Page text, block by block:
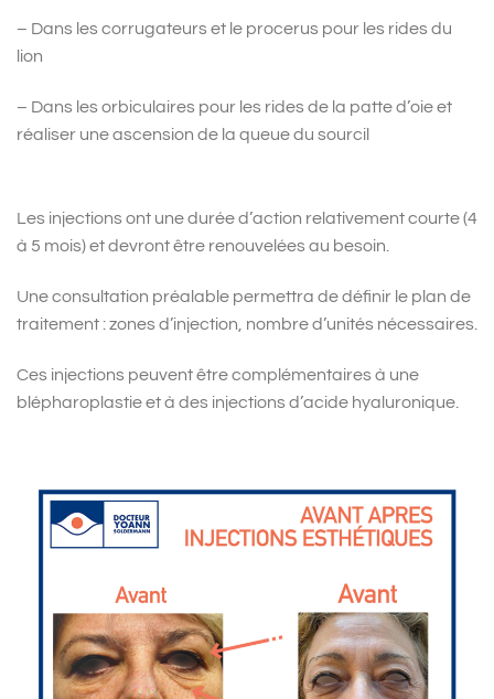
– Dans les corrugateurs et le procerus pour les rides du
lion
– Dans les orbiculaires pour les rides de la patte d’oie et
réaliser une ascension de la queue du sourcil
Les injections ont une durée d’action relativement courte (4
à 5 mois) et devront être renouvelées au besoin.
Une consultation préalable permettra de définir le plan de
traitement : zones d’injection, nombre d’unités nécessaires.
Ces injections peuvent être complémentaires à une
blépharoplastie et à des injections d’acide hyaluronique.